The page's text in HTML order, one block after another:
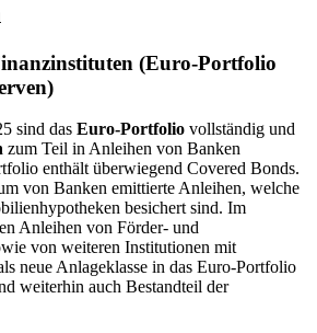
(Euro-Portfolio
sind das Euro-Portfolio vollständig und
zum Teil in Anleihen von Banken
enthält überwiegend Covered Bonds.
von Banken emittierte Anleihen, welche
besichert sind. Im
Anleihen von Förder- und
von weiteren Institutionen mit
neue Anlageklasse in das Euro-Portfolio
weiterhin auch Bestandteil der